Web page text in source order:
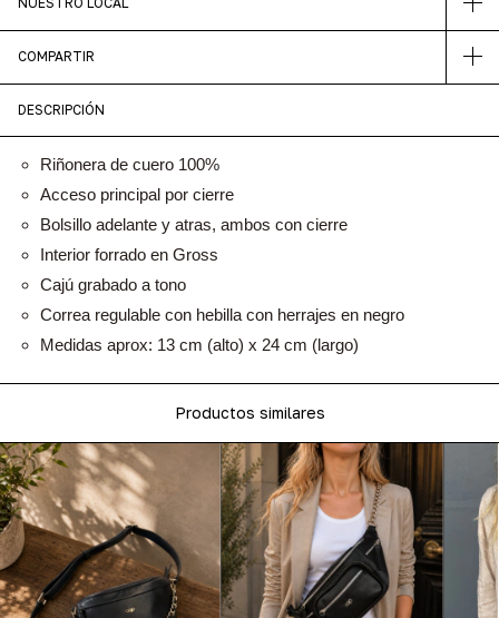
COMPARTIR
DESCRIPCIÓN
Riñonera de cuero 100%
Acceso principal por cierre
Bolsillo adelante y atras, ambos con cierre
Interior forrado en Gross
Cajú grabado a tono
Correa regulable con hebilla con herrajes en negro
Medidas aprox: 13 cm (alto) x 24 cm (largo)
Productos similares